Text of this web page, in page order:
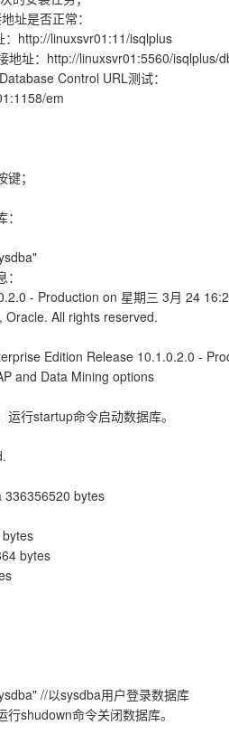
址是否正常：
：http://linuxsvr01:11/isqlplus
地址：http://linuxsvr01:5560/isqlplus/
Control URL测试：
em
；
- Production on 星期三 3月 24
All rights reserved.
Edition Release 10.1.0.2.0 -
and Data Mining options
行startup命令启动数据库。
336356520 bytes
bytes
//以sysdba用户登录数据库
shudown命令关闭数据库。